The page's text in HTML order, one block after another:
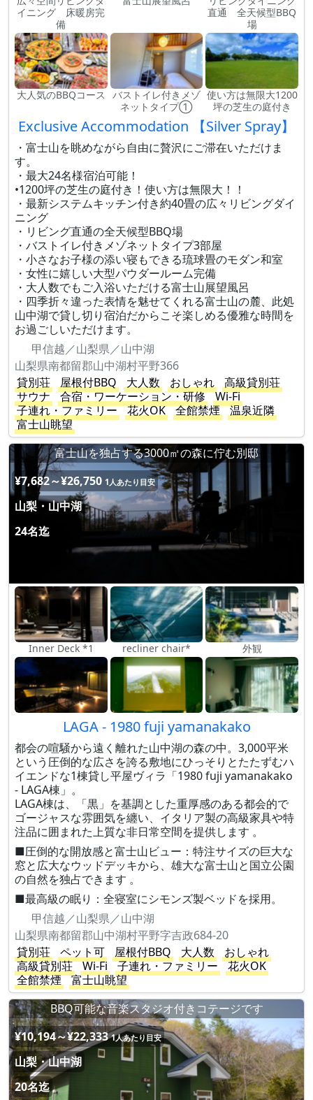
イニング 床暖房完
備
直通 全天候型BBQ
場
大人気のBBQコース
バストイレ付きメゾ
ネットタイプ①
使い方は無限大1200
坪の芝生の庭付き
Exclusive Accommodation 【Silver Spray】
・富士山を眺めながら自由に贅沢にご滞在いただけま
す。
・最大24名様宿泊可能！
•1200坪の芝生の庭付き！使い方は無限大！！
・最新システムキッチン付き約40畳の広々リビングダイ
ニング
・リビング直通の全天候型BBQ場
・バストイレ付きメゾネットタイプ3部屋
・小さなお子様の添い寝もできる琉球畳のモダン和室
・女性に嬉しい大型パウダールーム完備
・大人数でもご入浴いただける富士山展望風呂
・四季折々違った表情を魅せてくれる富士山の麓、此処
山中湖で貸し切り宿泊だからこそ楽しめる優雅な時間を
お過ごしいただけます。
甲信越／山梨県／山中湖
山梨県南都留郡山中湖村平野366
貸別荘
屋根付BBQ 大人数 おしゃれ
高級貸別荘
サウナ
合宿・ワーケーション・研修
Wi-Fi
子連れ・ファミリー
花火OK 全館禁煙
温泉近隣
富士山眺望
富士山を独占する3000㎡の森に佇む別邸
¥7,682～¥26,750 1人あたり目安
山梨・山中湖
24名迄
Inner Deck *1 recliner chair* 外観
LAGA - 1980 fuji yamanakako
都会の喧騒から遠く離れた山中湖の森の中。3,000平米
という圧倒的な広さを誇る敷地にひっそりとたたずむハ
イエンドな1棟貸し平屋ヴィラ「1980 fuji yamanakako
- LAGA棟」。
LAGA棟は、「黒」を基調とした重厚感のある都会的で
ゴージャスな雰囲気を纏い、イタリア製の高級家具や特
注品に囲まれた上質な非日常空間を提供します 。
■圧倒的な開放感と富士山ビュー：特注サイズの巨大な
窓と広大なウッドデッキから、雄大な富士山と国立公園
の自然を独占できます 。
■最高級の眠り：全寝室にシモンズ製ベッドを採用。
甲信越／山梨県／山中湖
山梨県南都留郡山中湖村平野字吉政684-20
貸別荘
ペット可 屋根付BBQ 大人数
おしゃれ
高級貸別荘
Wi-Fi 子連れ・ファミリー
花火OK
全館禁煙
富士山眺望
BBQ可能な音楽スタジオ付きコテージです
¥10,194～¥22,333 1人あたり目安
山梨・山中湖
20名迄